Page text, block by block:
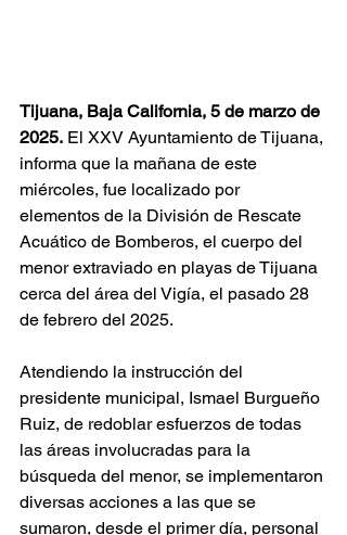
Tijuana, Baja California, 5 de marzo de
2025. El XXV Ayuntamiento de Tijuana,
informa que la mañana de este
miércoles, fue localizado por
elementos de la División de Rescate
Acuático de Bomberos, el cuerpo del
menor extraviado en playas de Tijuana
cerca del área del Vigía, el pasado 28
de febrero del 2025.
Atendiendo la instrucción del
presidente municipal, Ismael Burgueño
Ruiz, de redoblar esfuerzos de todas
las áreas involucradas para la
búsqueda del menor, se implementaron
diversas acciones a las que se
sumaron, desde el primer día, personal